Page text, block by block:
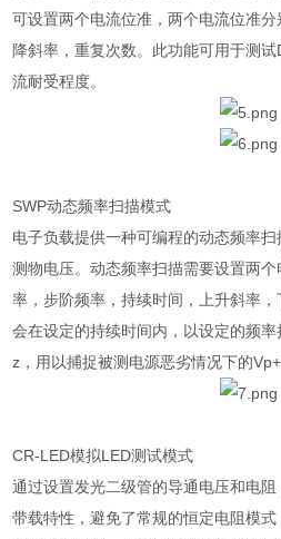
可设置两个电流位准，两个电流位准
降斜率，重复次数。此功能可用于测
流耐受程度。
SWP动态频率扫描模式
电子负载提供一种可编程的动态频率
测物电压。动态频率扫描需要设置两
率，步阶频率，持续时间，上升斜率
会在设定的持续时间内，以设定的频
z，用以捕捉被测电源恶劣情况下的
CR-LED模拟LED测试模式
通过设置发光二级管的导通电压和电
带载特性，避免了常规的恒定电阻模